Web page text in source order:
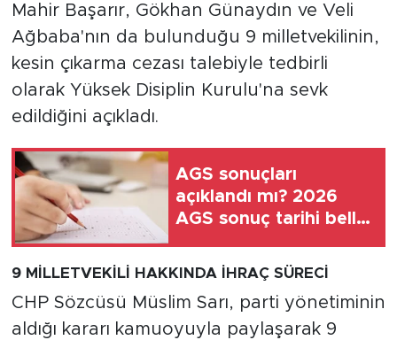
Mahir Başarır, Gökhan Günaydın ve Veli
Ağbaba'nın da bulunduğu 9 milletvekilinin,
kesin çıkarma cezası talebiyle tedbirli
olarak Yüksek Disiplin Kurulu'na sevk
edildiğini açıkladı.
AGS sonuçları
açıklandı mı? 2026
AGS sonuç tarihi belli
9 MİLLETVEKİLİ HAKKINDA İHRAÇ SÜRECİ
CHP Sözcüsü Müslim Sarı, parti yönetiminin
aldığı kararı kamuoyuyla paylaşarak 9